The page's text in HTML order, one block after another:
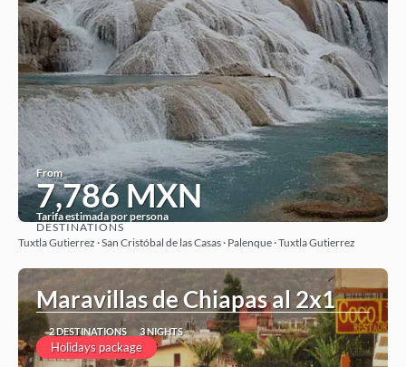
From
7,786 MXN
Tarifa estimada por persona
See
DESTINATIONS
Tuxtla Gutierrez · San Cristóbal de las Casas · Palenque · Tuxtla Gutierrez
Maravillas de Chiapas al 2x1
2 DESTINATIONS 3 NIGHTS
Holidays package